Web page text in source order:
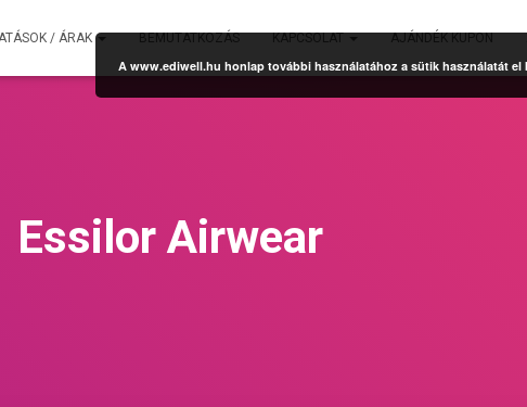
/ ÁRAK BEMUTATKOZÁS KAPCSOLAT AJÁNDÉK KUPON
Essilor Airwear
A www.ediwell.hu honlap további használatához a sütik használatát el